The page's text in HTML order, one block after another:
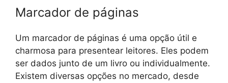
Marcador de páginas
Um marcador de páginas é uma opção útil e
charmosa para presentear leitores. Eles podem
ser dados junto de um livro ou individualmente.
Existem diversas opções no mercado, desde